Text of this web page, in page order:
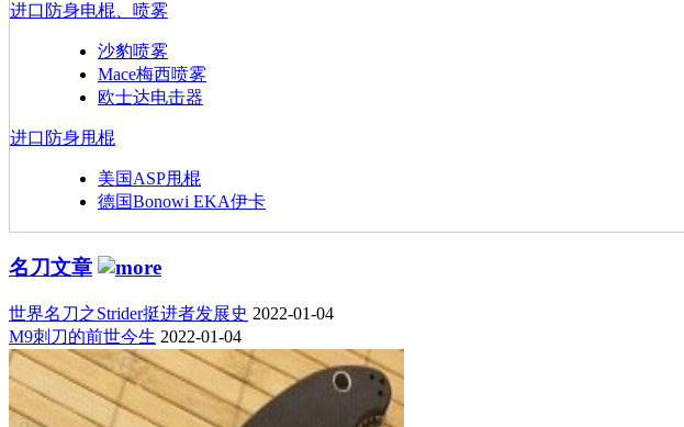
进口防身电棍、喷雾
沙豹喷雾
Mace梅西喷雾
欧士达电击器
进口防身甩棍
美国ASP甩棍
德国Bonowi EKA伊卡
名刀文章
世界名刀之Strider挺进者发展史 2022-01-04
M9刺刀的前世今生 2022-01-04